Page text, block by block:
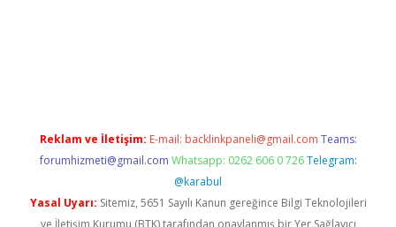
Reklam ve İletişim: E-mail: backlinkpaneli@gmail.com Teams:
forumhizmeti@gmail.com Whatsapp: 0262 606 0 726 Telegram:
@karabul
Yasal Uyarı: Sitemiz, 5651 Sayılı Kanun gereğince Bilgi Teknolojileri
ve İletişim Kurumu (BTK) tarafından onaylanmış bir Yer Sağlayıcı